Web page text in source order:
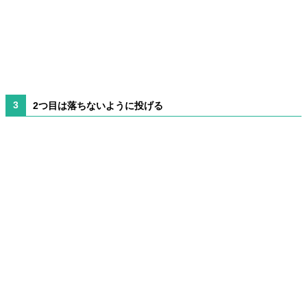
2つ目は落ちないように投げる